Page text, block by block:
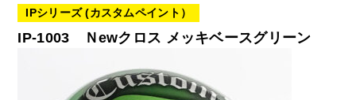
IPシリーズ (カスタムペイント）
IP-1003 Ｎewクロス メッキベースグリーン